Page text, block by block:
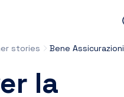
stories Bene Assicurazioni
la